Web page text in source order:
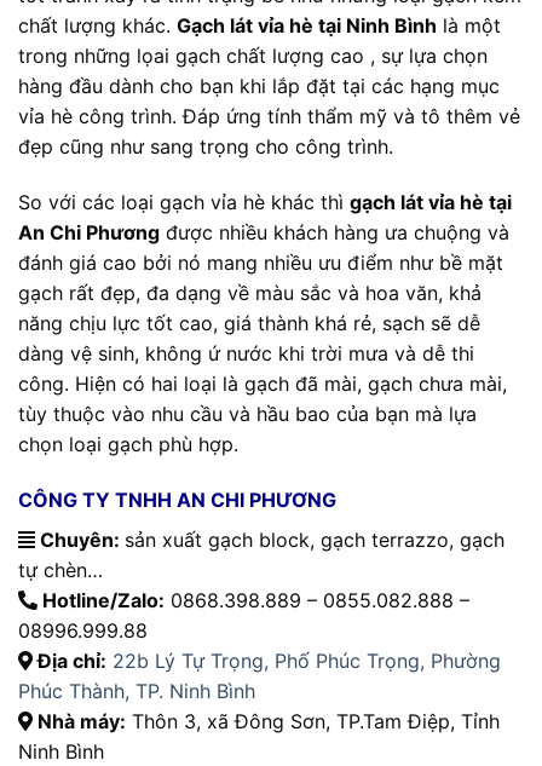
chất lượng khác. Gạch lát vỉa hè tại Ninh Bình là một
trong những lọai gạch chất lượng cao , sự lựa chọn
hàng đầu dành cho bạn khi lắp đặt tại các hạng mục
vỉa hè công trình. Đáp ứng tính thẩm mỹ và tô thêm vẻ
đẹp cũng như sang trọng cho công trình.
So với các loại gạch vỉa hè khác thì gạch lát vỉa hè tại
An Chi Phương được nhiều khách hàng ưa chuộng và
đánh giá cao bởi nó mang nhiều ưu điểm như bề mặt
gạch rất đẹp, đa dạng về màu sắc và hoa văn, khả
năng chịu lực tốt cao, giá thành khá rẻ, sạch sẽ dễ
dàng vệ sinh, không ứ nước khi trời mưa và dễ thi
công. Hiện có hai loại là gạch đã mài, gạch chưa mài,
tùy thuộc vào nhu cầu và hầu bao của bạn mà lựa
chọn loại gạch phù hợp.
CÔNG TY TNHH AN CHI PHƯƠNG
Chuyên: sản xuất gạch block, gạch terrazzo, gạch
tự chèn…
Hotline/Zalo: 0868.398.889 – 0855.082.888 –
08996.999.88
Địa chỉ: 22b Lý Tự Trọng, Phố Phúc Trọng, Phường
Phúc Thành, TP. Ninh Bình
Nhà máy: Thôn 3, xã Đông Sơn, TP.Tam Điệp, Tỉnh
Ninh Bình